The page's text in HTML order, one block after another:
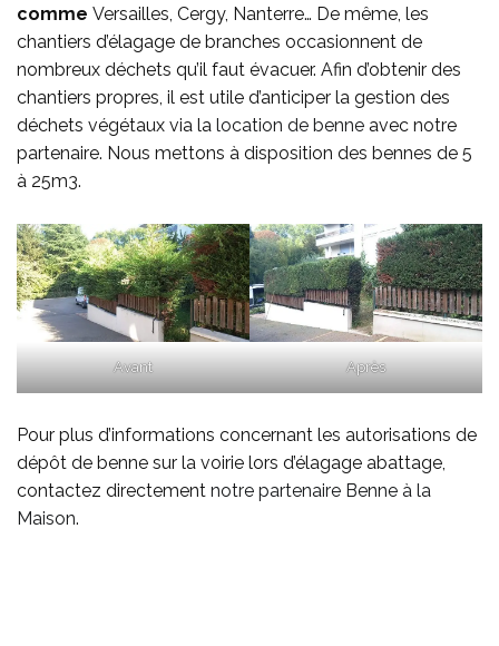
comme Versailles, Cergy, Nanterre… De même, les
chantiers d’élagage de branches occasionnent de
nombreux déchets qu’il faut évacuer. Afin d’obtenir des
chantiers propres, il est utile d’anticiper la gestion des
déchets végétaux via la location de benne avec notre
partenaire. Nous mettons à disposition des bennes de 5
à 25m3.
Avant Après
Pour plus d’informations concernant les autorisations de
dépôt de benne sur la voirie lors d’élagage abattage,
contactez directement notre partenaire Benne à la
Maison.